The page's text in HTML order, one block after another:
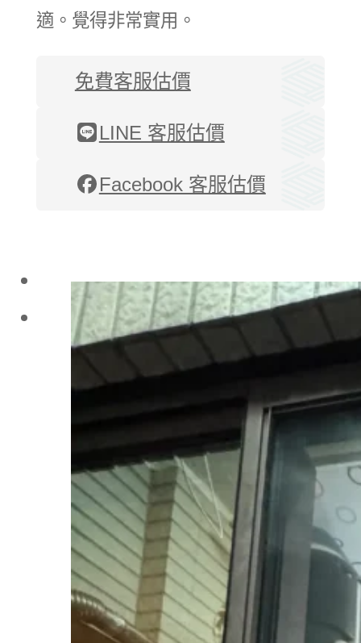
適。覺得非常實用。
免費客服估價
LINE 客服估價
Facebook 客服估價